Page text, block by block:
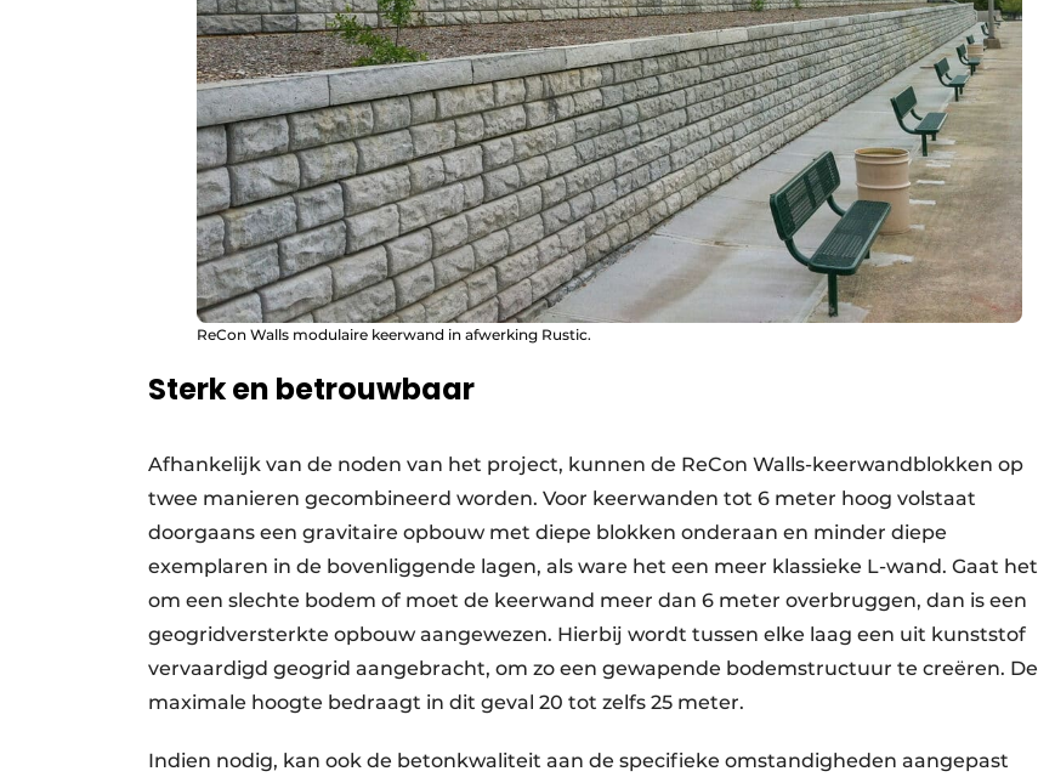
ReCon Walls modulaire keerwand in afwerking Rustic.
Sterk en betrouwbaar
Afhankelijk van de noden van het project, kunnen de ReCon Walls-keerwandblokken op
twee manieren gecombineerd worden. Voor keerwanden tot 6 meter hoog volstaat
doorgaans een gravitaire opbouw met diepe blokken onderaan en minder diepe
exemplaren in de bovenliggende lagen, als ware het een meer klassieke L-wand. Gaat het
om een slechte bodem of moet de keerwand meer dan 6 meter overbruggen, dan is een
geogridversterkte opbouw aangewezen. Hierbij wordt tussen elke laag een uit kunststof
vervaardigd geogrid aangebracht, om zo een gewapende bodemstructuur te creëren. De
maximale hoogte bedraagt in dit geval 20 tot zelfs 25 meter.
Indien nodig, kan ook de betonkwaliteit aan de specifieke omstandigheden aangepast